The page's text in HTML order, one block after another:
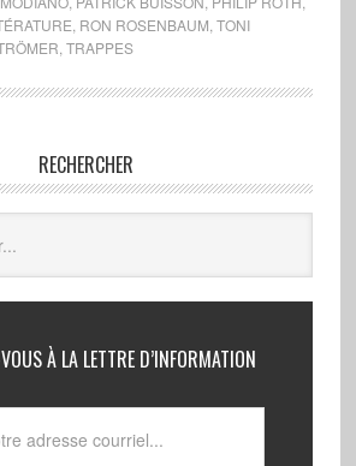
RON ROSENBAUM TONI
TRAPPES
RECHERCHER
À LA LETTRE D’INFORMATION